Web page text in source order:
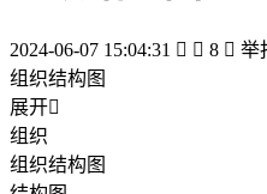
2024-06-07 15:04:31   8  举
组织结构图
展开
组织
组织结构图